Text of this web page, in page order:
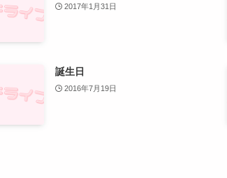
2017年1月31日
誕生日
2016年7月19日